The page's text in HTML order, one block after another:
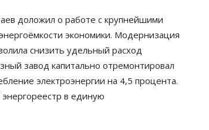
доложил о работе с крупнейшими
экономики. Модернизация
снизить удельный расход
завод капитально отремонтировал
электроэнергии на 4,5 процента.
в единую